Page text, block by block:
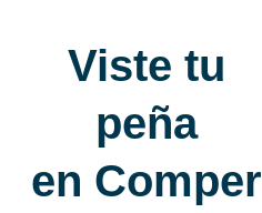
Viste tu
peña
en Comper